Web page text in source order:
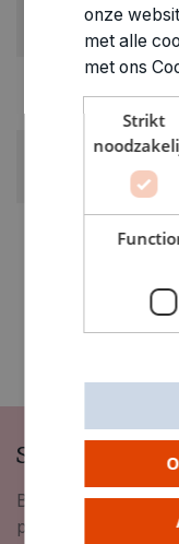
Keukenovenklei
GEWICHT
ARTIKELNUMMER
Schrijf je in
Blijf op de hoogte
promoties en meer!
onze
met alle
met ons
Strikt